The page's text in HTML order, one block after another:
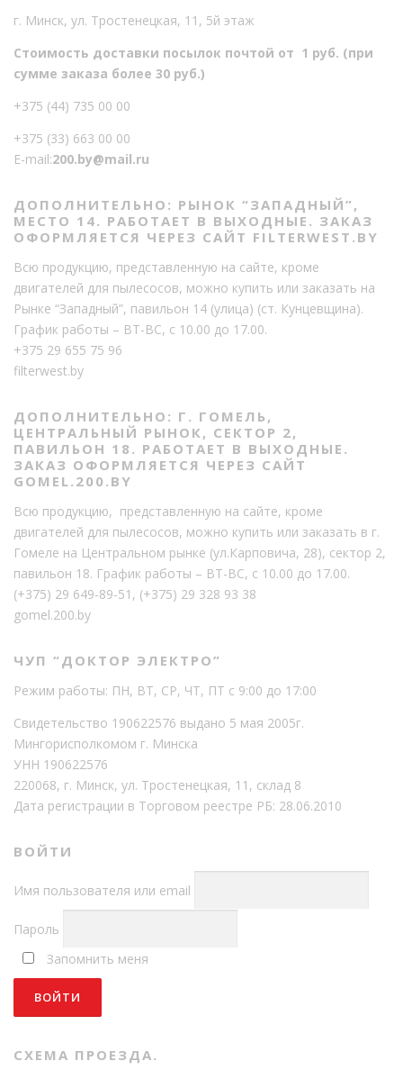
г. Минск, ул. Тростенецкая, 11, 5й этаж
Стоимость доставки посылок почтой от 1 руб. (при
сумме заказа более 30 руб.)
+375 (44) 735 00 00
+375 (33) 663 00 00
E-mail:200.by@mail.ru
ДОПОЛНИТЕЛЬНО: РЫНОК “ЗАПАДНЫЙ”,
МЕСТО 14. РАБОТАЕТ В ВЫХОДНЫЕ. ЗАКАЗ
ОФОРМЛЯЕТСЯ ЧЕРЕЗ САЙТ FILTERWEST.BY
Всю продукцию, представленную на сайте, кроме
двигателей для пылесосов, можно купить или заказать на
Рынке “Западный”, павильон 14 (улица) (ст. Кунцевщина).
График работы – ВТ-ВС, с 10.00 до 17.00.
+375 29 655 75 96
filterwest.by
ДОПОЛНИТЕЛЬНО: Г. ГОМЕЛЬ,
ЦЕНТРАЛЬНЫЙ РЫНОК, СЕКТОР 2,
ПАВИЛЬОН 18. РАБОТАЕТ В ВЫХОДНЫЕ.
ЗАКАЗ ОФОРМЛЯЕТСЯ ЧЕРЕЗ САЙТ
GOMEL.200.BY
Всю продукцию, представленную на сайте, кроме
двигателей для пылесосов, можно купить или заказать в г.
Гомеле на Центральном рынке (ул.Карповича, 28), сектор 2,
павильон 18. График работы – ВТ-ВС, с 10.00 до 17.00.
(+375) 29 649-89-51 , (+375) 29 328 93 38
gomel.200.by
ЧУП “ДОКТОР ЭЛЕКТРО”
Режим работы: ПН, ВТ, СР, ЧТ, ПТ с 9:00 до 17:00
Свидетельство 190622576 выдано 5 мая 2005г.
Мингорисполкомом г. Минска
УНН 190622576
220068, г. Минск, ул. Тростенецкая, 11, склад 8
Дата регистрации в Торговом реестре РБ: 28.06.2010
ВОЙТИ
Имя пользователя или email
Пароль
Запомнить меня
СХЕМА ПРОЕЗДА.